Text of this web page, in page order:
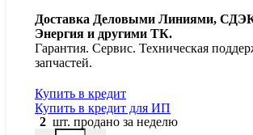
Доставка Деловыми Линиями,
Энергия и другими ТК.
Гарантия. Сервис. Техническая
запчастей.
Купить в кредит
Купить в кредит для ИП
2 шт. продано за неделю